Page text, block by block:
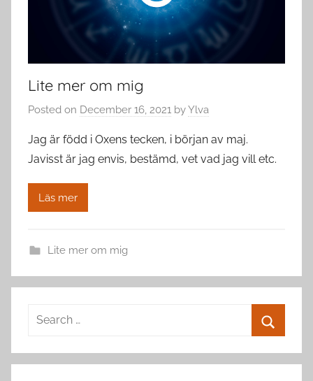
Lite mer om mig
Posted on December 16, 2021 byYlva
Jag är född i Oxens tecken, i början av maj.
Javisst är jag envis, bestämd, vet vad jag vill etc.
Läs mer
Lite mer om mig
Search